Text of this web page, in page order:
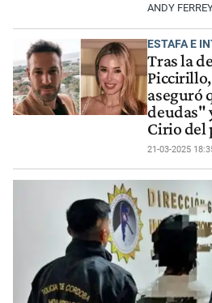
ANDY
ESTAFA E
Tras la
aseguró
deudas"
Cirio del
21-03-2025